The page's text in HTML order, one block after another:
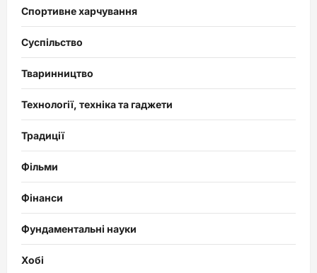
Спортивне харчування
Суспільство
Тваринництво
Технології, техніка та гаджети
Традиції
Фільми
Фінанси
Фундаментальні науки
Хобі